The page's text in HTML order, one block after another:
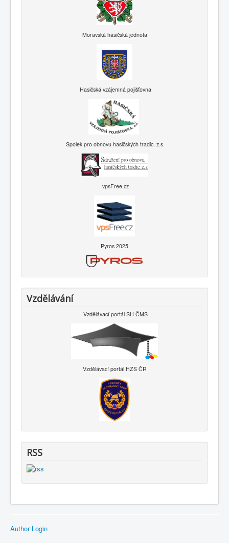
Moravská hasičská jednota
Hasičská vzájemná pojišťovna
Spolek pro obnovu hasičských tradic, z.s.
vpsFree.cz
Pyros 2025
Vzdělávání
Vzdělávací portál SH ČMS
Vzdělávací portál HZS ČR
RSS
Author Login